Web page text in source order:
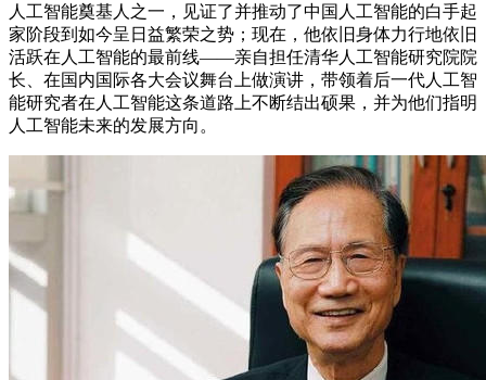
人工智能奠基人之一，见证了并推动了中国人工智能的白手起
家阶段到如今呈日益繁荣之势；现在，他依旧身体力行地依旧
活跃在人工智能的最前线——亲自担任清华人工智能研究院院
长、在国内国际各大会议舞台上做演讲，带领着后一代人工智
能研究者在人工智能这条道路上不断结出硕果，并为他们指明
人工智能未来的发展方向。